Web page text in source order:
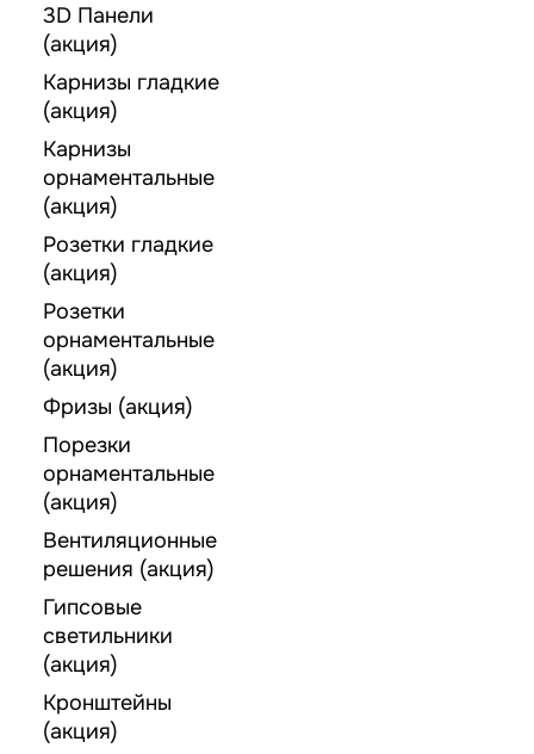
3D Панели
(акция)
Карнизы гладкие
(акция)
Карнизы
орнаментальные
(акция)
Розетки гладкие
(акция)
Розетки
орнаментальные
(акция)
Фризы (акция)
Порезки
орнаментальные
(акция)
Вентиляционные
решения (акция)
Гипсовые
светильники
(акция)
Кронштейны
(акция)